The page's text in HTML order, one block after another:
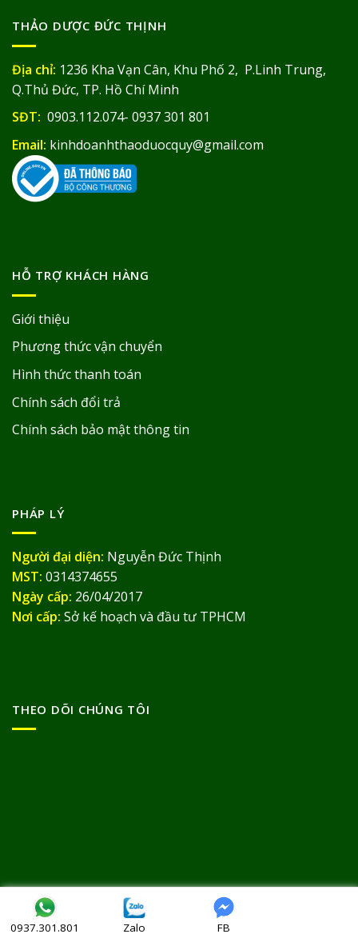
THẢO DƯỢC ĐỨC THỊNH
Địa chỉ: 1236 Kha Vạn Cân, Khu Phố 2, P.Linh Trung,
Q.Thủ Đức, TP. Hồ Chí Minh
SĐT: 0903.112.074- 0937 301 801
Email: kinhdoanhthaoduocquy@gmail.com
HỖ TRỢ KHÁCH HÀNG
Giới thiệu
Phương thức vận chuyển
Hình thức thanh toán
Chính sách đổi trả
Chính sách bảo mật thông tin
PHÁP LÝ
Người đại diện: Nguyễn Đức Thịnh
MST: 0314374655
Ngày cấp: 26/04/2017
Nơi cấp: Sở kế hoạch và đầu tư TPHCM
THEO DÕI CHÚNG TÔI
Bản quyền thuộc về © Thảo Dược Đức Thịnh 2013
0937.301.801 Zalo FB